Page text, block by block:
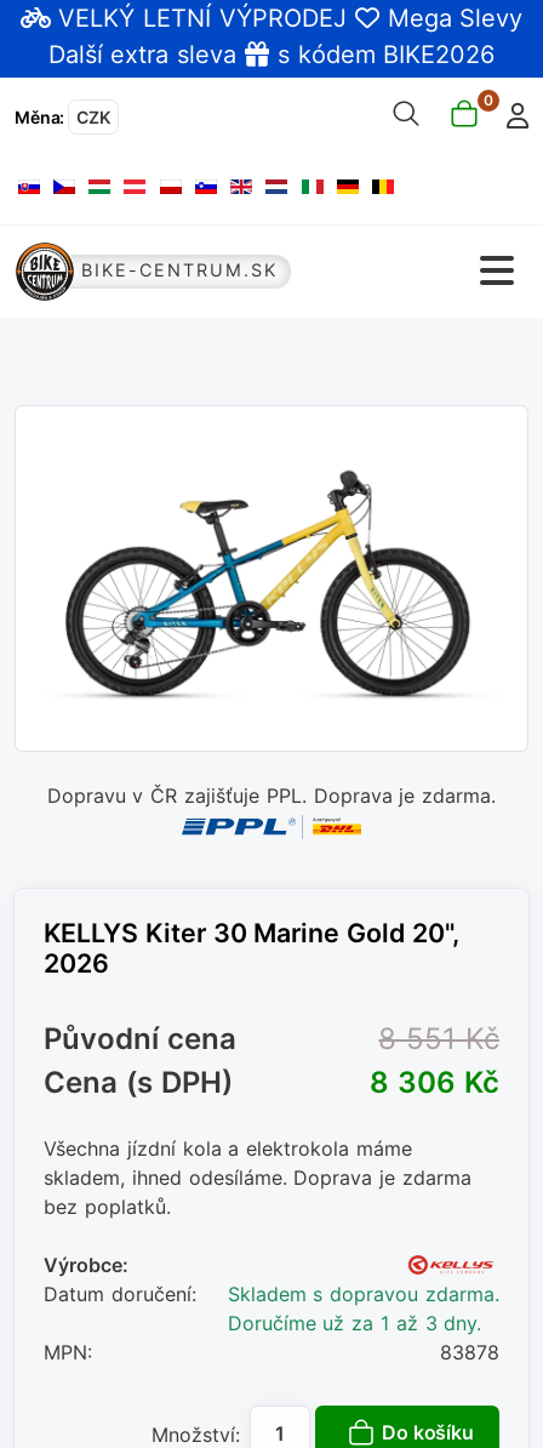
VELKÝ LETNÍ VÝPRODEJ
Mega Slevy
Další extra sleva
s kódem BIKE2026
Měna: CZK
0
Zvolte jazyk
BIKE-CENTRUM.SK
Dopravu v ČR zajišťuje PPL. Doprava je zdarma.
KELLYS Kiter 30 Marine Gold 20",
2026
Původní cena
8 551 Kč
Cena (s DPH)
8 306 Kč
Všechna jízdní kola a elektrokola máme
skladem, ihned odesíláme. Doprava je zdarma
bez poplatků.
Výrobce:
Datum doručení:
Skladem s dopravou zdarma.
Doručíme už za 1 až 3 dny.
MPN:
83878
Množství: Do košíku